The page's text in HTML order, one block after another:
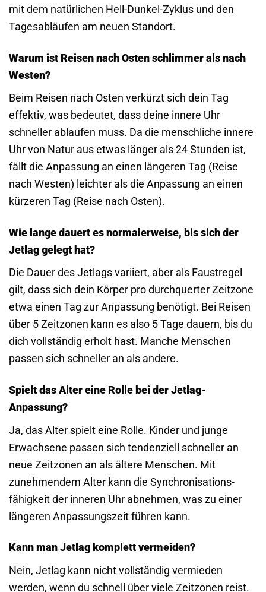
mit dem natürlichen Hell-Dunkel-Zyklus und den
Tages­abläufen am neuen Standort.
Warum ist Reisen nach Osten schlimmer als nach
Westen?
Beim Reisen nach Osten verkürzt sich dein Tag
effektiv, was bedeutet, dass deine innere Uhr
schneller ablaufen muss. Da die menschliche innere
Uhr von Natur aus etwas länger als 24 Stunden ist,
fällt die Anpassung an einen längeren Tag (Reise
nach Westen) leichter als die Anpassung an einen
kürzeren Tag (Reise nach Osten).
Wie lange dauert es normalerweise, bis sich der
Jetlag gelegt hat?
Die Dauer des Jetlags variiert, aber als Faustregel
gilt, dass sich dein Körper pro durchquerter Zeitzone
etwa einen Tag zur Anpassung benötigt. Bei Reisen
über 5 Zeitzonen kann es also 5 Tage dauern, bis du
dich vollständig erholt hast. Manche Menschen
passen sich schneller an als andere.
Spielt das Alter eine Rolle bei der Jetlag-
Anpassung?
Ja, das Alter spielt eine Rolle. Kinder und junge
Erwachsene passen sich tendenziell schneller an
neue Zeitzonen an als ältere Menschen. Mit
zunehmendem Alter kann die Synchronisations­
fähigkeit der inneren Uhr abnehmen, was zu einer
längeren Anpassungs­zeit führen kann.
Kann man Jetlag komplett vermeiden?
Nein, Jetlag kann nicht vollständig vermieden
werden, wenn du schnell über viele Zeitzonen reist.